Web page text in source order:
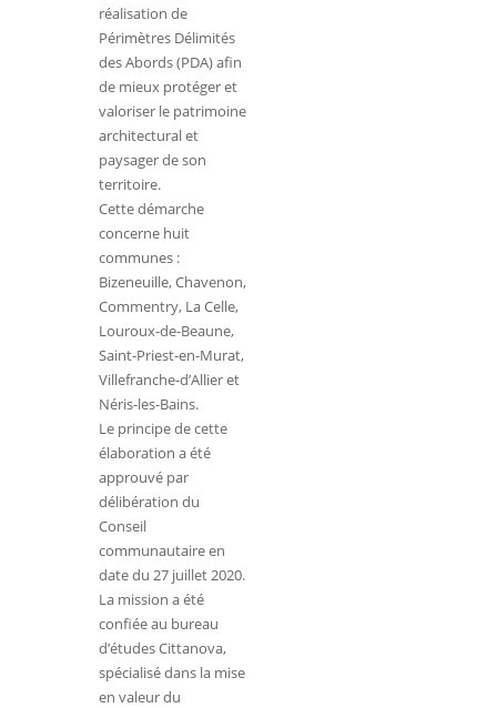
réalisation de
Périmètres Délimités
des Abords (PDA) afin
de mieux protéger et
valoriser le patrimoine
architectural et
paysager de son
territoire.
Cette démarche
concerne huit
communes :
Bizeneuille, Chavenon,
Commentry, La Celle,
Louroux-de-Beaune,
Saint-Priest-en-Murat,
Villefranche-d’Allier et
Néris-les-Bains.
Le principe de cette
élaboration a été
approuvé par
délibération du
Conseil
communautaire en
date du 27 juillet 2020.
La mission a été
confiée au bureau
d’études Cittanova,
spécialisé dans la mise
en valeur du